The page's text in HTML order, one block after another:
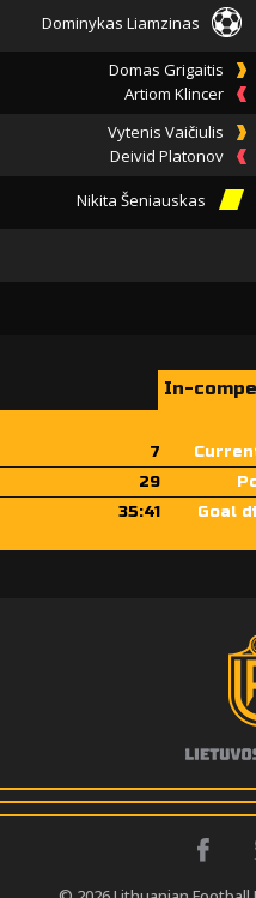
Dominykas Liamzinas
Domas Grigaitis
Artiom Klincer
Vytenis Vaičiulis
Deivid Platonov
Nikita Šeniauskas
In-
7
29
35:41
Goal